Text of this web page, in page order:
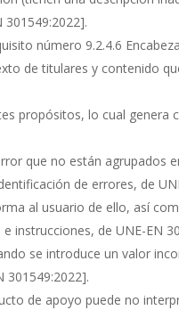
número 9.2.4.6
de titulares y contenido
propósitos, lo cual genera
que no están
de errores, de
al usuario de ello, así
instrucciones, de UNE-EN
se introduce un valor
301549:2022].
de apoyo puede no